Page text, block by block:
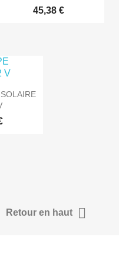
45,38 €
Retour en haut 